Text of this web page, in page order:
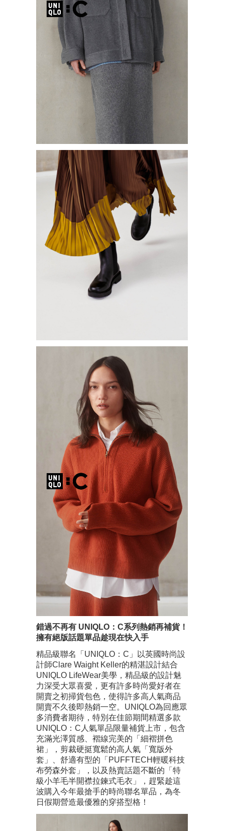
錯過不再有 UNIQLO：C系列熱銷再補貨！
擁有絕版話題單品趁現在快入手
精品級聯名「UNIQLO：C」以英國時尚設
計師Clare Waight Keller的精湛設計結合
UNIQLO LifeWear美學，精品級的設計魅
力深受大眾喜愛，更有許多時尚愛好者在
開賣之初掃貨包色，使得許多高人氣商品
開賣不久後即熱銷一空。UNIQLO為回應眾
多消費者期待，特別在佳節期間精選多款
UNIQLO：C人氣單品限量補貨上市，包含
充滿光澤質感、褶線完美的「細褶拼色
裙」，剪裁硬挺寬鬆的高人氣「寬版外
套」、舒適有型的「PUFFTECH輕暖科技
布勞森外套」，以及熱賣話題不斷的「特
級小羊毛半開襟拉鍊式毛衣」，趕緊趁這
波購入今年最搶手的時尚聯名單品，為冬
日假期營造最優雅的穿搭型格！